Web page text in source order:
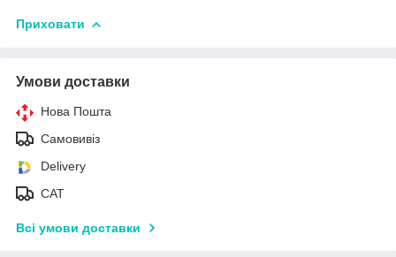
Приховати
Умови доставки
Нова Пошта
Самовивіз
Delivery
САТ
Всі умови доставки